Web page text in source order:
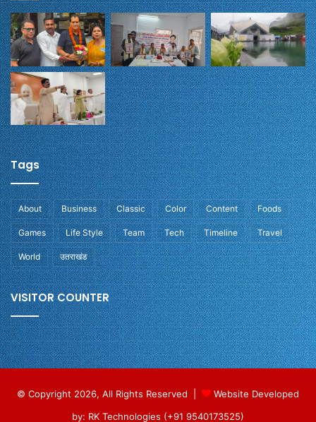
Tags
About Business Classic Color Content Foods
Games Life Style Team Tech Timeline Travel
World उतराखंड
VISITOR COUNTER
© Copyright 2026, All Rights Reserved |
Website Developed
by: RK Technologies (+91 9540173525)